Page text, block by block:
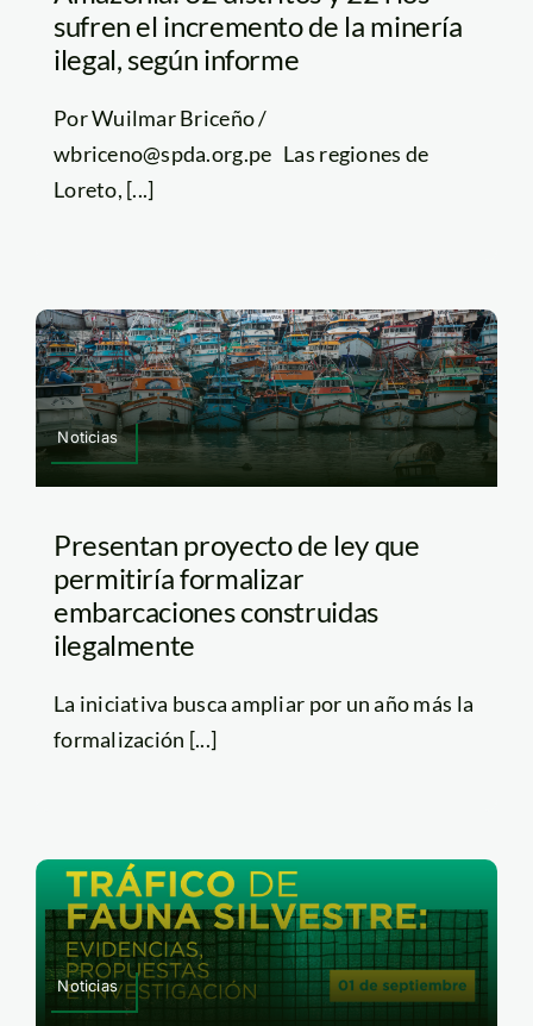
sufren el incremento de la minería
ilegal, según informe
Por Wuilmar Briceño /
wbriceno@spda.org.pe Las regiones de
Loreto, [...]
Noticias
Presentan proyecto de ley que
permitiría formalizar
embarcaciones construidas
ilegalmente
La iniciativa busca ampliar por un año más la
formalización [...]
Noticias